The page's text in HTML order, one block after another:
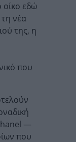
οίκο εδώ
νέα
της, η
που
—
που